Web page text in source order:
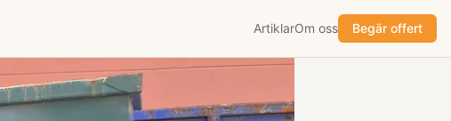
ArtiklarOm oss Begär offert